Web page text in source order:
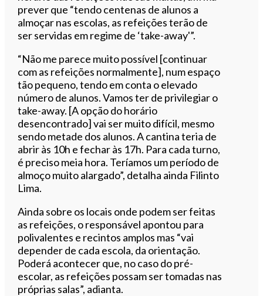
prever que “tendo centenas de alunos a
almoçar nas escolas, as refeições terão de
ser servidas em regime de ‘take-away'”.
“Não me parece muito possível [continuar
com as refeições normalmente], num espaço
tão pequeno, tendo em conta o elevado
número de alunos. Vamos ter de privilegiar o
take-away. [A opção do horário
desencontrado] vai ser muito difícil, mesmo
sendo metade dos alunos. A cantina teria de
abrir às 10h e fechar às 17h. Para cada turno,
é preciso meia hora. Teríamos um período de
almoço muito alargado”, detalha ainda Filinto
Lima.
Ainda sobre os locais onde podem ser feitas
as refeições, o responsável apontou para
polivalentes e recintos amplos mas “vai
depender de cada escola, da orientação.
Poderá acontecer que, no caso do pré-
escolar, as refeições possam ser tomadas nas
próprias salas”, adianta.